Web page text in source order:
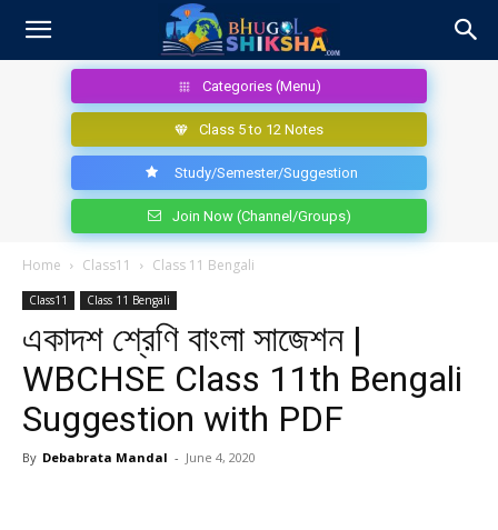
Categories (Menu)
Class 5 to 12 Notes
Study/Semester/Suggestion
Join Now (Channel/Groups)
Home Class11 Class 11 Bengali
Class11 Class 11 Bengali
একাদশ শ্রেণি বাংলা সাজেশন |
WBCHSE Class 11th Bengali
Suggestion with PDF
By Debabrata Mandal - June 4, 2020